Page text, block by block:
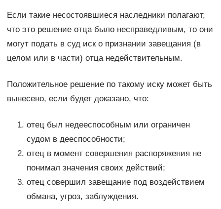
Если такие несостоявшиеся наследники полагают,
что это решение отца было несправедливым, то они
могут подать в суд иск о признании завещания (в
целом или в части) отца недействительным.
Положительное решение по такому иску может быть
вынесено, если будет доказано, что:
отец был недееспособным или ограничен
судом в дееспособности;
отец в момент совершения распоряжения не
понимал значения своих действий;
отец совершил завещание под воздействием
обмана, угроз, заблуждения.